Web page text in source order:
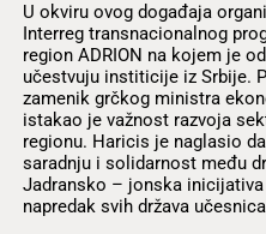
U okviru ovog događaja
Interreg transnacionalnog
region ADRION na kojem je
učestvuju institicije iz Srbije.
zamenik grčkog ministra
istakao je važnost razvoja
regionu. Haricis je naglasio
saradnju i solidarnost među
Jadransko – jonska
napredak svih država